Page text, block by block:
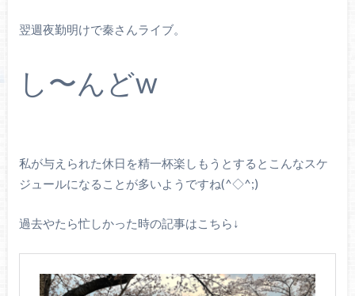
翌週夜勤明けで秦さんライブ。
し〜んどw
私が与えられた休日を精一杯楽しもうとするとこんなスケ
ジュールになることが多いようですね(^◇^;)
過去やたら忙しかった時の記事はこちら↓